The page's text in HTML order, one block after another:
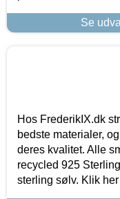
Se
Hos FrederikIX.dk
bedste materialer,
deres kvalitet. Alle
recycled 925
sterling sølv. Klik